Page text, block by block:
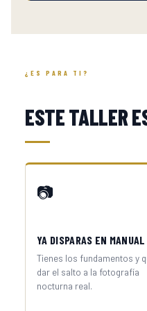
¿ES PARA TI?
ESTE TALLER
📷
YA DISPARAS EN MANUAL
Tienes los fundamentos y
dar el salto a la fotografía
nocturna real.